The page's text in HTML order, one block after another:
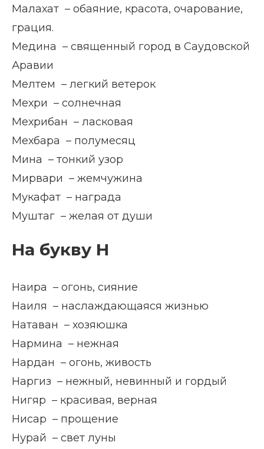
Малахат – обаяние, красота, очарование,
грация.
Медина – священный город в Саудовской
Аравии
Мелтем – легкий ветерок
Мехри – солнечная
Мехрибан – ласковая
Мехбара – полумесяц
Мина – тонкий узор
Мирвари – жемчужина
Мукафат – награда
Муштаг – желая от души
На букву Н
Наира – огонь, сияние
Наиля – наслаждающаяся жизнью
Натаван – хозяюшка
Нармина – нежная
Нардан – огонь, живость
Наргиз – нежный, невинный и гордый
Нигяр – красивая, верная
Нисар – прощение
Нурай – свет луны